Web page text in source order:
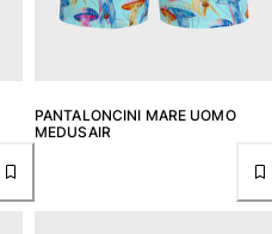
PANTALONCINI MARE UOMO
MEDUSAIR